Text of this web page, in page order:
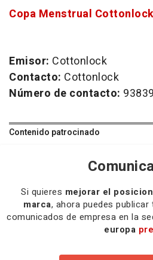
Copa Menstrual Cottonlock
Emisor: Cottonlock
Contacto: Cottonlock
Número de contacto:
Contenido patrocinado
Si quieres mejorar el
marca, ahora puedes
comunicados de empresa en la
europa